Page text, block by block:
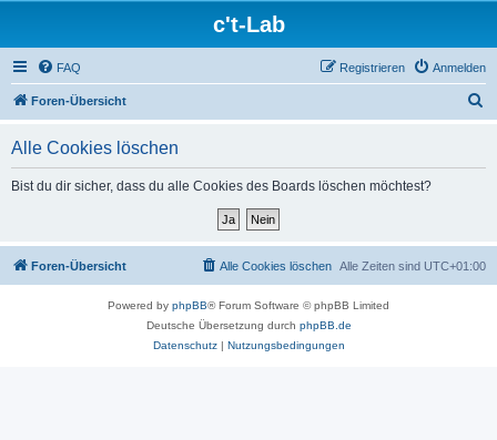
c't-Lab
FAQ Anmelden
Registrieren
Foren-Übersicht
Alle Cookies löschen
Bist du dir sicher, dass du alle Cookies des Boards löschen möchtest?
Foren-Übersicht Alle Zeiten sind UTC+01:00
Alle Cookies löschen
Powered by phpBB® Forum Software © phpBB Limited
Deutsche Übersetzung durch phpBB.de
Datenschutz| Nutzungsbedingungen